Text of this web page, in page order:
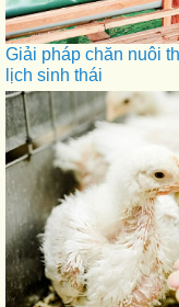
Giải pháp chăn nuôi
lịch sinh thái